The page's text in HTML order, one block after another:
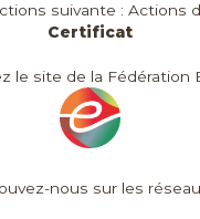
suivante : Actions
Certificat
le site de la Fédération
nous sur les